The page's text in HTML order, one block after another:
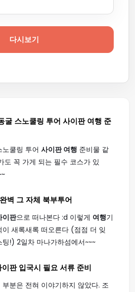
다시보기
굴 스노쿨링 투어 사이판 여행 준
쿨링 투어 사이판 여행 준비물 같
도 꼭 가게 되는 필수 코스가 있
벽 그 자체 북부투어
이판으로 떠나본다 :d 이렇게 여행기
새록새록 떠오른다 (점점 더 잊
!) 2일차 마나가하섬에서~~~
이판 입국시 필요 서류 준비
분은 전혀 이야기하지 않았다. 조